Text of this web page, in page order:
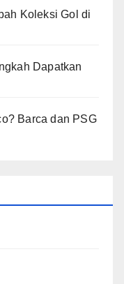
Koleksi Gol di
Dapatkan
Barca dan PSG